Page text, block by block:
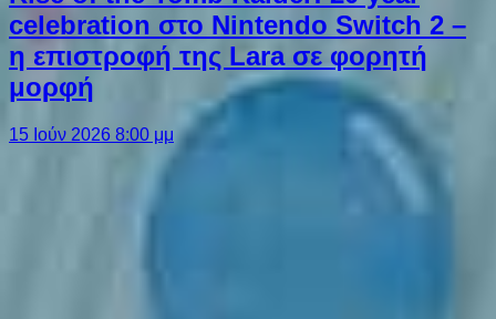
celebration στο Nintendo Switch 2 –
η επιστροφή της Lara σε φορητή
μορφή
15 Ιούν 2026 8:00 μμ